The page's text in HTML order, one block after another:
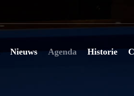
Nieuws Agenda Historie